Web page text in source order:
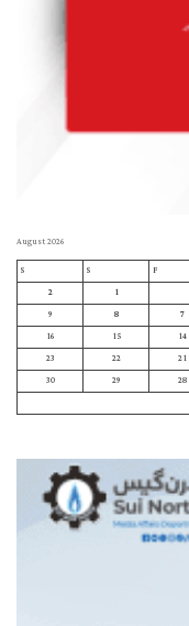
August 2026
F
S
S
1
2
7
8
9
14
15
16
21
22
23
28
29
30